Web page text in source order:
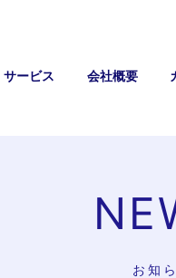
サービス 会社概要
お知